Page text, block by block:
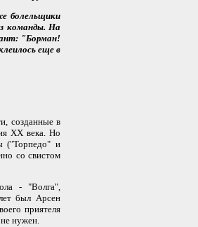
болельщики
команды. На
"Борман!
еще в
созданные в
XX века. Но
("Торпедо" и
со свистом
- "Волга",
был Арсен
приятеля
нужен.